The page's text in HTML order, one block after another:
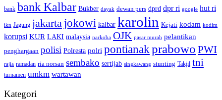
bank bank Kalbar Bukber dayak dewan pers dprd dpr ri google hut ri
ikn Jagung jakarta jokowi kalbar karolin Kejati kodam kodim
korupsi KUR LAKI malaysia narkoba OJK pasar murah pelantikan
penghargaan polisi Polresta polri pontianakprabowo PWI
rajia ramadan ria norsan sembako sertijab singkawang stunting Takjil tni
turnamen umkm wartawan
Kategori